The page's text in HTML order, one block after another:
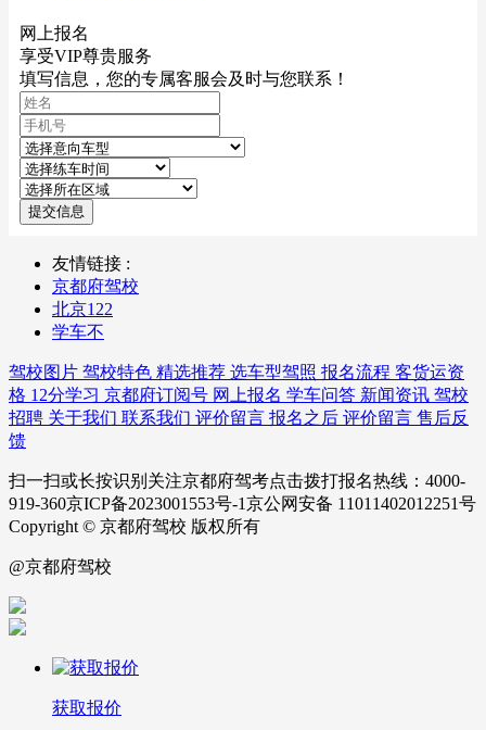
网上报名
享受VIP尊贵服务
填写信息，您的专属客服会及时与您联系！
提交信息
友情链接 :
京都府驾校
北京122
学车不
驾校图片 驾校特色 精选推荐 选车型驾照 报名流程 客货运资
格 12分学习 京都府订阅号 网上报名 学车问答 新闻资讯 驾校
招聘 关于我们 联系我们 评价留言 报名之后 评价留言 售后反
馈
扫一扫或长按识别关注京都府驾考点击拨打报名热线：4000-
919-360京ICP备2023001553号-1京公网安备 11011402012251号
Copyright © 京都府驾校 版权所有
@京都府驾校
获取报价